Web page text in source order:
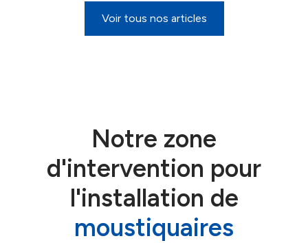
Voir tous nos articles
Notre zone
d'intervention pour
l'installation de
moustiquaires